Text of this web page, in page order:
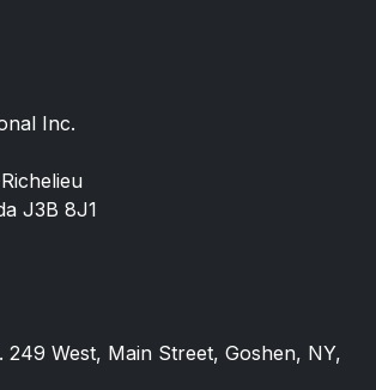
Inc.
J3B 8J1
249 West, Main Street, Goshen, NY,